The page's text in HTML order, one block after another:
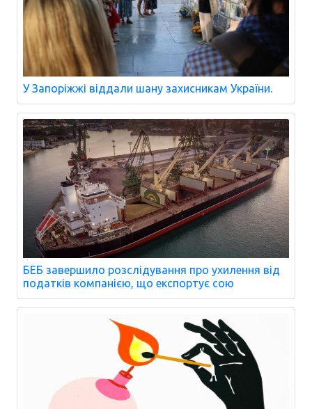
У Запоріжжі віддали шану захисникам України.
БЕБ завершило розслідування про ухилення від
податків компанією, що експортує сою